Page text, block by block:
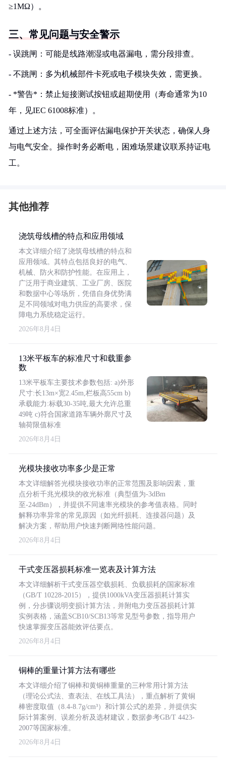
≥1MΩ）。
三、常见问题与安全警示
- 误跳闸：可能是线路潮湿或电器漏电，需分段排查。
- 不跳闸：多为机械部件卡死或电子模块失效，需更换。
- *警告*：禁止短接测试按钮或超期使用（寿命通常为10
年，见IEC 61008标准）。
通过上述方法，可全面评估漏电保护开关状态，确保人身
与电气安全。操作时务必断电，困难场景建议联系持证电
工。
其他推荐
浇筑母线槽的特点和应用领域
本文详细介绍了浇筑母线槽的特点和
应用领域。其特点包括良好的电气、
机械、防火和防护性能。在应用上，
广泛用于商业建筑、工业厂房、医院
和数据中心等场所，凭借自身优势满
足不同领域对电力供应的高要求，保
障电力系统稳定运行。
2026年8月4日
13米平板车的标准尺寸和载重参
数
13米平板车主要技术参数包括: a)外形
尺寸:长13m×宽2.45m,栏板高55cm b)
承载能力:标载30-35吨,最大允许总重
49吨 c)符合国家道路车辆外廓尺寸及
轴荷限值标准
2026年8月4日
光模块接收功率多少是正常
本文详细解答光模块接收功率的正常范围及影响因素，重
点分析千兆光模块的收光标准（典型值为-3dBm
至-24dBm），并提供不同速率光模块的参考值表格。同时
解释功率异常的常见原因（如光纤损耗、连接器问题）及
解决方案，帮助用户快速判断网络性能问题。
2026年8月4日
干式变压器损耗标准一览表及计算方法
本文详细解析干式变压器空载损耗、负载损耗的国家标准
（GB/T 10228-2015），提供1000kVA变压器损耗计算实
例，分步骤说明变损计算方法，并附电力变压器损耗计算
实例表格，涵盖SCB10/SCB13等常见型号参数，指导用户
快速掌握变压器能效评估要点。
2026年8月4日
铜棒的重量计算方法有哪些
本文详细介绍了铜棒和黄铜棒重量的三种常用计算方法
（理论公式法、查表法、在线工具法），重点解析了黄铜
棒密度取值（8.4-8.7g/cm³）和计算公式的差异，并提供实
际计算案例、误差分析及选材建议，数据参考GB/T 4423-
2007等国家标准。
2026年8月4日